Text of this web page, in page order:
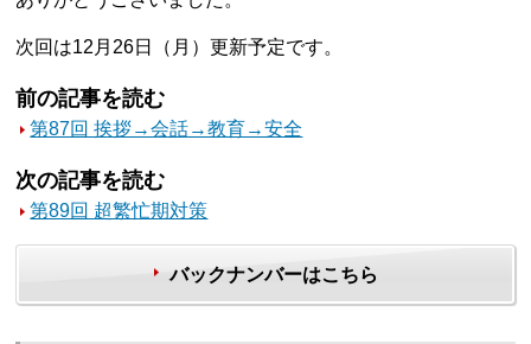
次回は12月26日（月）更新予定です。
前の記事を読む
第87回 挨拶→会話→教育→安全
次の記事を読む
第89回 超繁忙期対策
バックナンバーはこちら